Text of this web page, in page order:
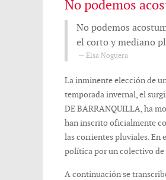
No podemos
No podemos
el corto y mediano
Elsa Noguera
La inminente elección de
temporada invernal, el
DE BARRANQUILLA, ha
han inscrito oficialmente
las corrientes pluviales. En
política por un colectivo de
A continuación se